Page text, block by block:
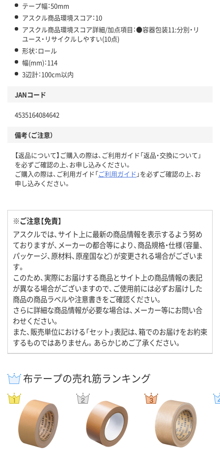
テープ幅：50mm
アスクル商品環境スコア：10
アスクル商品環境スコア詳細/加点項目：●容器包装11:分別・リ
ユース・リサイクルしやすい(10点)
形状：ロール
幅(mm)：114
3辺計：100cm以内
JANコード
4535164084642
備考（ご注意）
【返品について】ご購入の際は、ご利用ガイド「返品・交換について」
を必ずご確認の上、お申し込みください。
ご購入の際は、ご利用ガイド「ご利用ガイド 」を必ずご確認の上、お
申し込みください。
※ご注意【免責】
アスクルでは、サイト上に最新の商品情報を表示するよう努め
ておりますが、メーカーの都合等により、商品規格・仕様（容量、
パッケージ、原材料、原産国など）が変更される場合がございま
す。
このため、実際にお届けする商品とサイト上の商品情報の表記
が異なる場合がございますので、ご使用前には必ずお届けした
商品の商品ラベルや注意書きをご確認ください。
さらに詳細な商品情報が必要な場合は、メーカー等にお問い合
わせください。
また、販売単位における「セット」表記は、箱でのお届けをお約束
するものではありません。あらかじめご了承ください。
布テープの売れ筋ランキング